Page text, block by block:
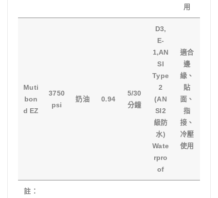
用
Muti
bon
d EZ
3750
psi
奶油 0.94
5/30
分鐘
D3,
E-
1,AN
SI
Type
2
(AN
SI2
級防
水)
Wate
rpro
of
適合
邊
緣、
貼
面、
指
接、
冷壓
使用
註：